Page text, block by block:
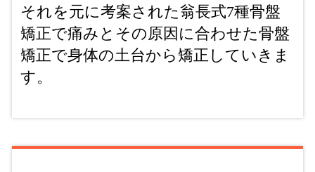
それを元に考案された翁長式7種骨盤
矯正で痛みとその原因に合わせた骨盤
矯正で身体の土台から矯正していきま
す。